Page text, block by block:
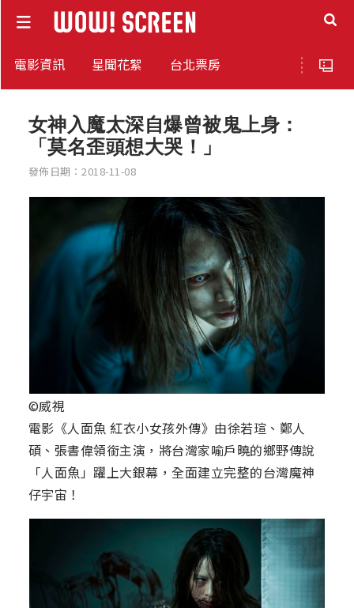
電影資訊 星聞花絮 台北票房
女神入魔太深自爆曾被鬼上身：
「莫名歪頭想大哭！」
發佈日期：2018-11-08
©威視
電影《人面魚 紅衣小女孩外傳》由徐若瑄、鄭人
碩、張書偉領銜主演，將台灣家喻戶曉的鄉野傳說
「人面魚」躍上大銀幕，全面建立完整的台灣魔神
仔宇宙！